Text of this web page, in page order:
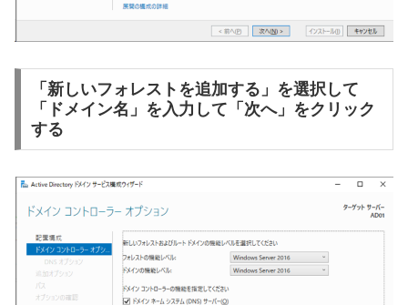
「新しいフォレストを追加する」を選択して
「ドメイン名」を入力して「次へ」をクリック
する